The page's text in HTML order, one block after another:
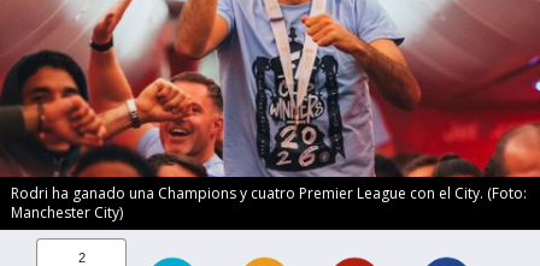
Rodri ha ganado una Champions y cuatro Premier League con el City. (Foto:
Manchester City)
2